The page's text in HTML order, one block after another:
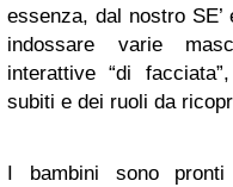
essenza, dal nostro
indossare varie
interattive “di
subiti e dei ruoli da
I bambini sono